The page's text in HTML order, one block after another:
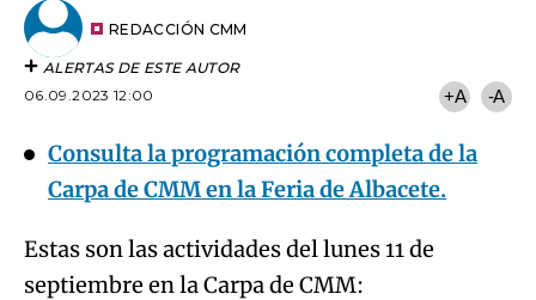
REDACCIÓN CMM
ALERTAS DE ESTE AUTOR
06.09.2023 12:00
+A -A
Consulta la programación completa de la
Carpa de CMM en la Feria de Albacete.
Estas son las actividades del lunes 11 de
septiembre en la Carpa de CMM: